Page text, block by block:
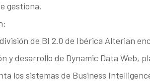
gestiona.
de BI 2.0 de Ibérica Alterian
y desarrollo de Dynamic Data Web,
los sistemas de Business